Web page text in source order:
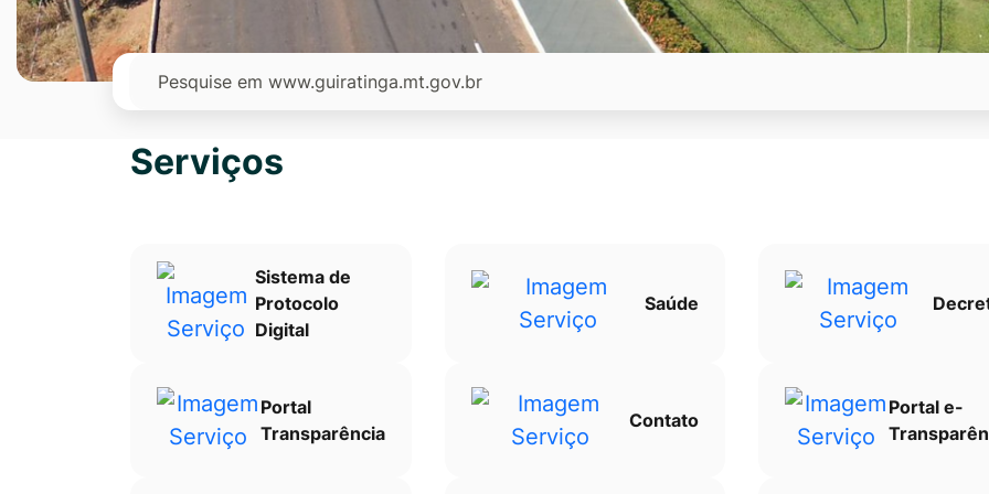
Ir
para
rodapé
[alt+4]
Pesquisar
Serviços
Sistema de
Protocolo
Digital
Saúde
Portal
Transparência
Contato
Portal e-